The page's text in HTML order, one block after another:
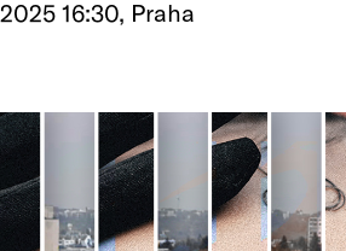
16:30, Praha